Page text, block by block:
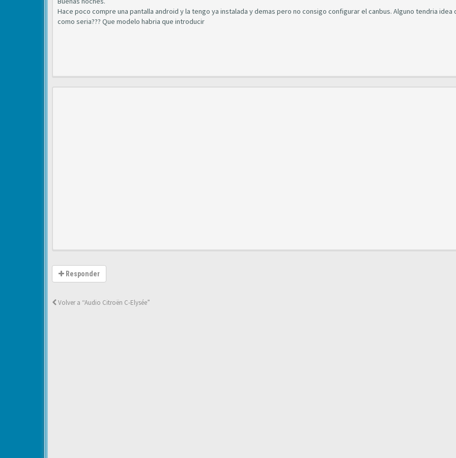
Hace poco compre una pantalla android y la tengo ya instalada y demas pero no consigo configurar el canbus. Alguno tendria idea
como seria??? Que modelo habria que introducir
Responder
Volver a “Audio Citroën C-Elysée”